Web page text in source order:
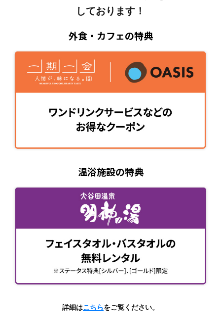
しております！
外食・カフェの特典
温浴施設の特典
詳細はこちらをご覧ください。